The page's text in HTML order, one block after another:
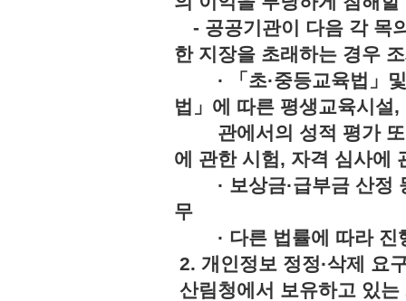
- 공공기관이 다음 각 목
한 지장을 초래하는 경우
· 「초·중등교육법」및
법」에 따른 평생교육시설
관에서의 성적 평가 또
에 관한 시험, 자격 심사에
· 보상금·급부금 산정
무
· 다른 법률에 따라 진
2. 개인정보 정정·삭제 요
산림청에서 보유하고 있